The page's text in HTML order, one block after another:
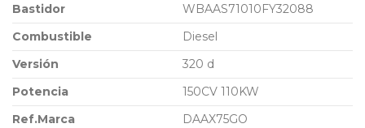
Bastidor
WBAAS71010FY32088
Combustible
Diesel
Versión
320 d
Potencia
150CV 110KW
Ref.Marca
DAAX75GO